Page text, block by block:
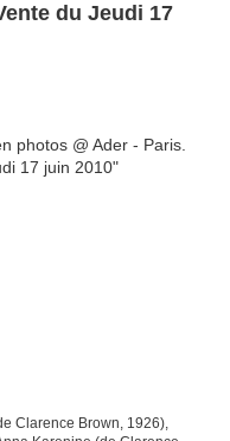
du Jeudi 17
Clarence Brown, 1926),